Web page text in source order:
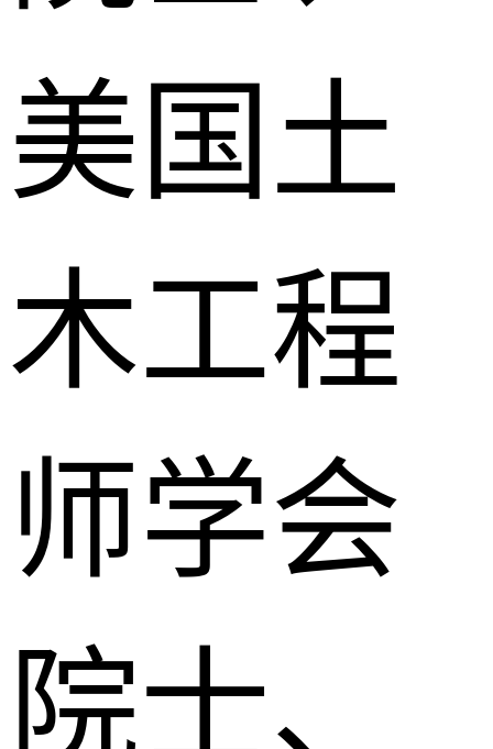
美国土
木工程
师学会
院士、